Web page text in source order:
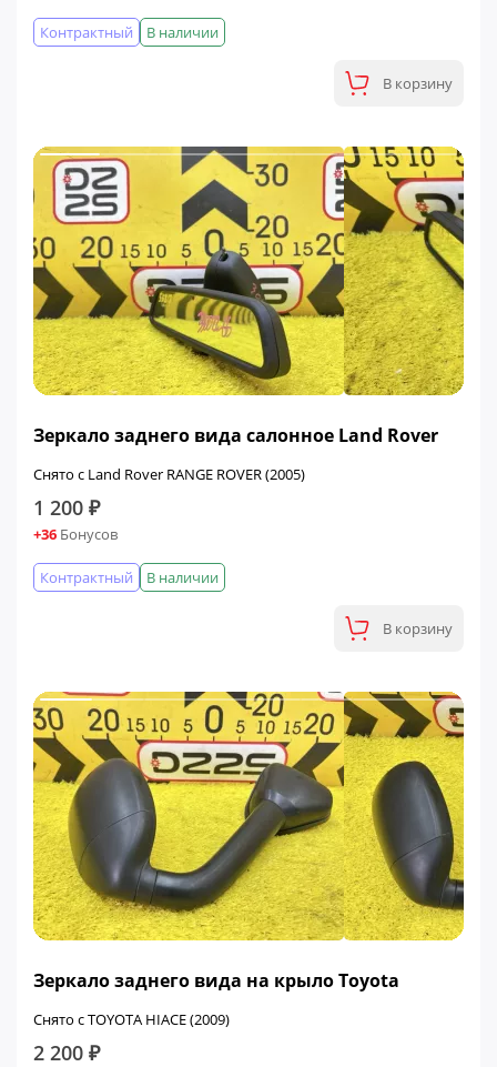
В наличии
Контрактный
В корзину
Зеркало заднего вида салонное Land Rover
Снято с Land Rover RANGE ROVER (2005)
1 200 ₽
+36 Бонусов
В наличии
Контрактный
В корзину
Зеркало заднего вида на крыло Toyota
Снято с TOYOTA HIACE (2009)
2 200 ₽